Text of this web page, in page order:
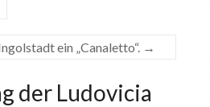
ein „Canaletto“. →
der Ludovicia